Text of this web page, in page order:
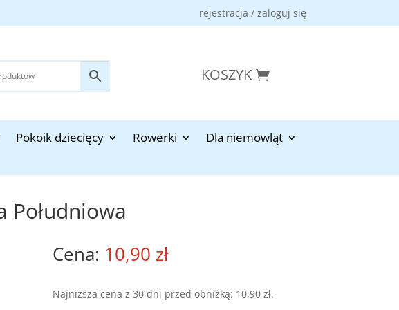
rejestracja / zaloguj się
KOSZYK
Pokoik dziecięcy Rowerki
Dla niemowląt
Południowa
10,90 zł
Najniższa cena z 30 dni przed obniżką: 10,90zł.